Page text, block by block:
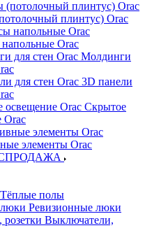
плинтус) Orac
Orac
Молдинги
3D панели
Скрытое
Orac
элементы Orac
Тёплые полы
Ревизионные люки
Выключатели,